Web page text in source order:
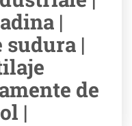
|
sudura |
de
|